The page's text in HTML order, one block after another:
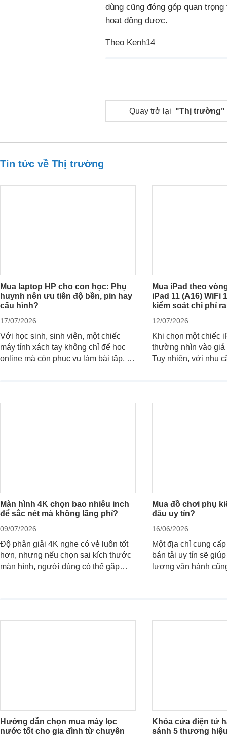
dùng cũng đóng góp quan
hoạt động được.
Theo Kenh14
Quay trở lại "Thị trường"
Tin tức về Thị trường
Mua laptop HP cho con học: Phụ
huynh nên ưu tiên độ bền, pin hay
cấu hình?
17/07/2026
Với học sinh, sinh viên, một chiếc
máy tính xách tay không chỉ để học
online mà còn phục vụ làm bài tập, tra
năm thay vì chỉ so sánh cấu hình trên
Mua iPad theo
iPad 11 (A16) WiFi
kiểm soát chi phí
12/07/2026
Khi chọn một chiếc
thường nhìn vào
Tuy nhiên, với nhu
ngay không, dùng
Màn hình 4K chọn bao nhiêu inch
để sắc nét mà không lãng phí?
09/07/2026
Độ phân giải 4K nghe có vẻ luôn tốt
hơn, nhưng nếu chọn sai kích thước
màn hình, người dùng có thể gặp
Mua đồ chơi phụ
đâu uy tín?
16/06/2026
Một địa chỉ cung
bán tải uy tín sẽ
lượng vận hành
Hướng dẫn chọn mua máy lọc
nước tốt cho gia đình từ chuyên
Khóa cửa điện tử
sánh 5 thương